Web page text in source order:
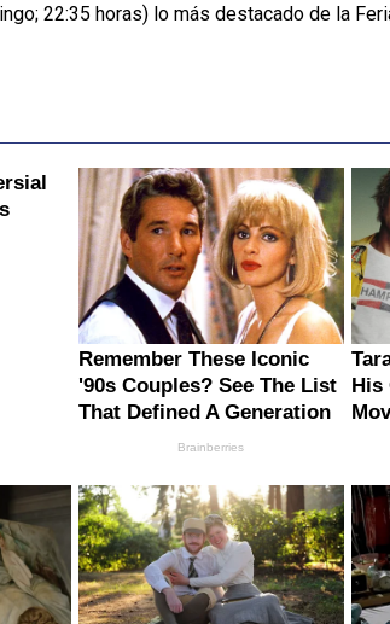
22:35 horas) lo más destacado de la